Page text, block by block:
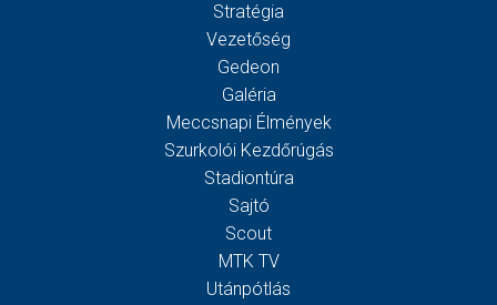
Stratégia
Vezetőség
Gedeon
Galéria
Meccsnapi Élmények
Szurkolói Kezdőrúgás
Stadiontúra
Sajtó
Scout
MTK TV
Utánpótlás